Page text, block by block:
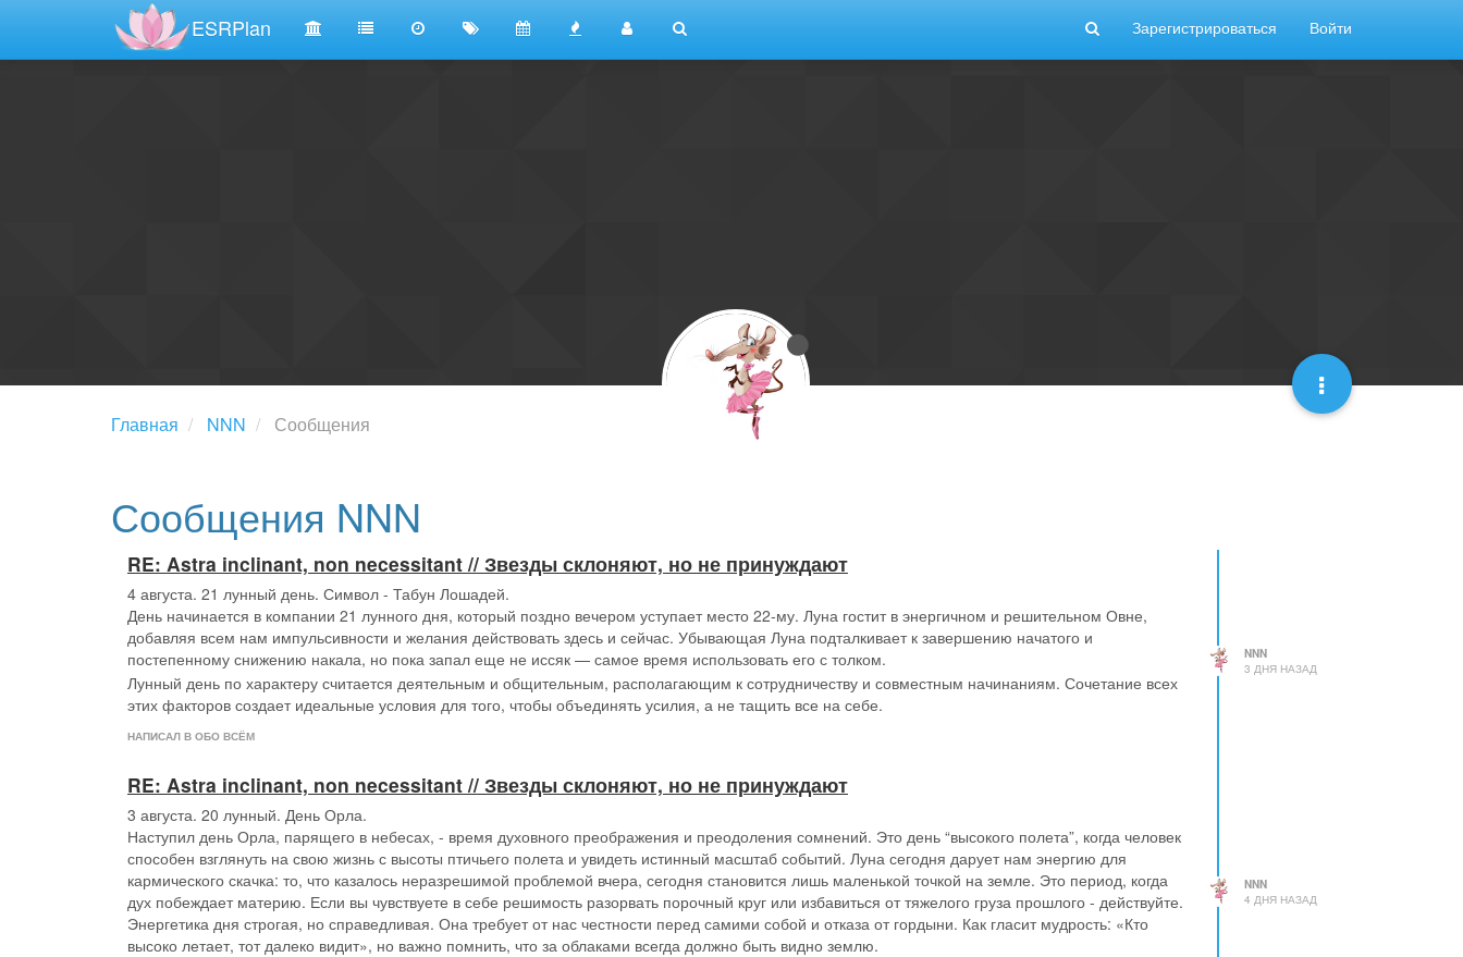
ESRPlan Зарегистрироваться Войти
Главная NNN Сообщения
Сообщения NNN
RE: Astra inclinant, non necessitant // Звезды склоняют, но не принуждают
4 августа. 21 лунный день. Символ - Табун Лошадей.
День начинается в компании 21 лунного дня, который поздно вечером уступает место 22-му. Луна гостит в энергичном и решительном Овне,
добавляя всем нам импульсивности и желания действовать здесь и сейчас. Убывающая Луна подталкивает к завершению начатого и
постепенному снижению накала, но пока запал еще не иссяк — самое время использовать его с толком.
Лунный день по характеру считается деятельным и общительным, располагающим к сотрудничеству и совместным начинаниям. Сочетание всех
этих факторов создает идеальные условия для того, чтобы объединять усилия, а не тащить все на себе.
НАПИСАЛ В ОБО ВСЁМ
NNN
3 ДНЯ НАЗАД
RE: Astra inclinant, non necessitant // Звезды склоняют, но не принуждают
3 августа. 20 лунный. День Орла.
Наступил день Орла, парящего в небесах, - время духовного преображения и преодоления сомнений. Это день “высокого полета”, когда человек
способен взглянуть на свою жизнь с высоты птичьего полета и увидеть истинный масштаб событий. Луна сегодня дарует нам энергию для
кармического скачка: то, что казалось неразрешимой проблемой вчера, сегодня становится лишь маленькой точкой на земле. Это период, когда
дух побеждает материю. Если вы чувствуете в себе решимость разорвать порочный круг или избавиться от тяжелого груза прошлого - действуйте.
Энергетика дня строгая, но справедливая. Она требует от нас честности перед самими собой и отказа от гордыни. Как гласит мудрость: «Кто
высоко летает, тот далеко видит», но важно помнить, что за облаками всегда должно быть видно землю.
NNN
4 ДНЯ НАЗАД